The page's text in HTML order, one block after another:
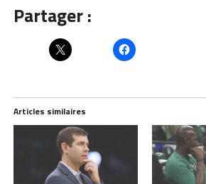
Partager :
Articles similaires